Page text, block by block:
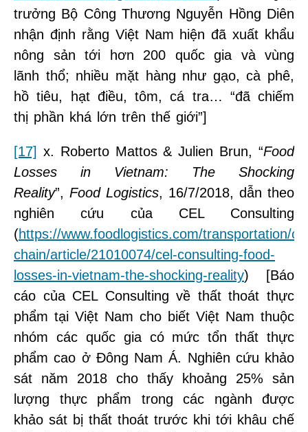
trưởng Bộ Công Thương Nguyễn Hồng Diên
nhận định rằng Việt Nam hiện đã xuất khẩu
nông sản tới hơn 200 quốc gia và vùng
lãnh thổ; nhiều mặt hàng như gạo, cà phê,
hồ tiêu, hạt điều, tôm, cá tra… “đã chiếm
thị phần khá lớn trên thế giới”]
[17] x. Roberto Mattos & Julien Brun, “Food
Losses in Vietnam: The Shocking
Reality”, Food Logistics, 16/7/2018, dẫn theo
nghiên cứu của CEL Consulting
(https://www.foodlogistics.com/transportation/
chain/article/21010074/cel-consulting-food-
losses-in-vietnam-the-shocking-reality) [Báo
cáo của CEL Consulting về thất thoát thực
phẩm tại Việt Nam cho biết Việt Nam thuộc
nhóm các quốc gia có mức tổn thất thực
phẩm cao ở Đông Nam Á. Nghiên cứu khảo
sát năm 2018 cho thấy khoảng 25% sản
lượng thực phẩm trong các ngành được
khảo sát bị thất thoát trước khi tới khâu chế